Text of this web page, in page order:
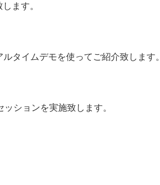
ます。
タイムデモを使ってご紹介致します。
ションを実施致します。